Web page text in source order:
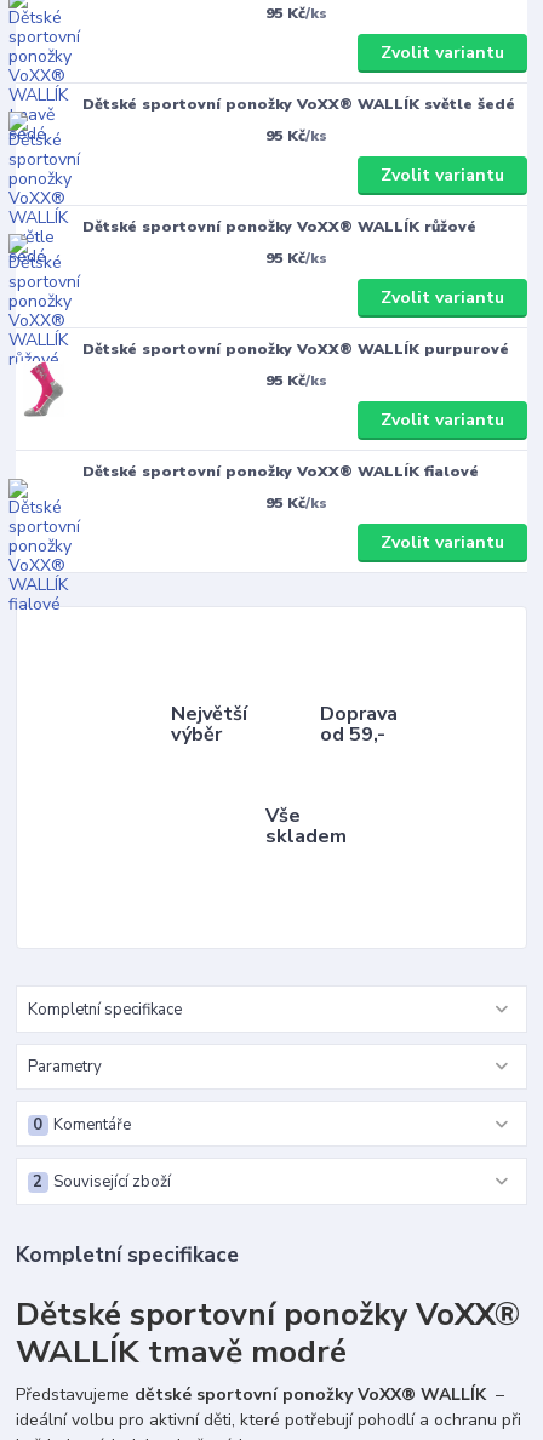
95 Kč/ks
Zvolit variantu
Dětské sportovní ponožky VoXX® WALLÍK světle šedé
95 Kč/ks
Zvolit variantu
Dětské sportovní ponožky VoXX® WALLÍK růžové
95 Kč/ks
Zvolit variantu
Dětské sportovní ponožky VoXX® WALLÍK purpurové
95 Kč/ks
Zvolit variantu
Dětské sportovní ponožky VoXX® WALLÍK fialové
95 Kč/ks
Zvolit variantu
Největší
výběr
Doprava
od 59,-
Vše
skladem
Kompletní specifikace
Parametry
Komentáře
0
Související zboží
2
Kompletní specifikace
Dětské sportovní ponožky VoXX®
WALLÍK tmavě modré
Představujeme dětské sportovní ponožky VoXX® WALLÍK–
ideální volbu pro aktivní děti, které potřebují pohodlí a ochranu při